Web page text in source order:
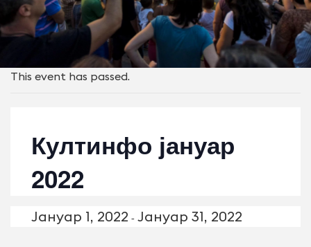
This event has passed.
Култинфо јануар
2022
Јануар 1, 2022 - Јануар 31, 2022